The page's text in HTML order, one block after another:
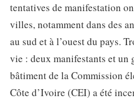
tentatives de manifestation
villes, notamment dans des
au sud et à l’ouest du pays.
vie : deux manifestants et un
bâtiment de la Commission
Côte d’Ivoire (CEI) a été